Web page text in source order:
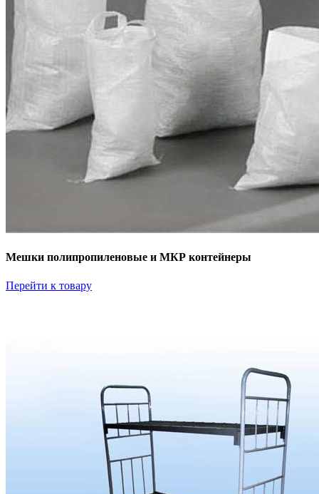
Мешки полипропиленовые и МКР контейнеры
Перейти к товару